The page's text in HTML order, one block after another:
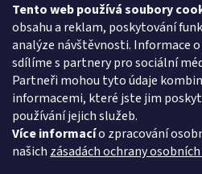
Tento web používá soubory
obsahu a reklam, poskytování
analýze návštěvnosti. Informace
sdílíme s partnery pro sociální
Partneři mohou tyto údaje
informacemi, které jste jim
používání jejich služeb.
Více informacío zpracování
našich zásadách ochrany
7.8.2025
Přijímáme online platby